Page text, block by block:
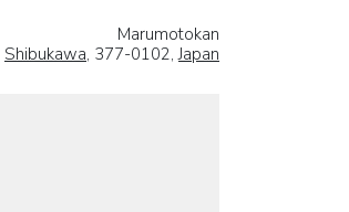
Marumotokan
Shibukawa, 377-0102,Japan